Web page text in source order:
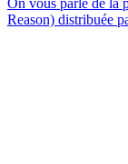
On vous parle de la
Reason) distribuée